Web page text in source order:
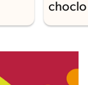
choclo